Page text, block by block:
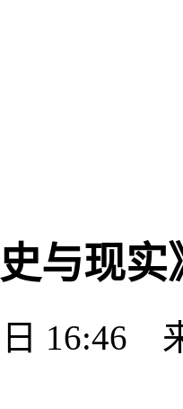
史与现
日 16:46